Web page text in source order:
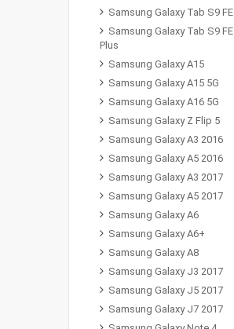
Samsung Galaxy Tab S9 FE
Samsung Galaxy Tab S9 FE
Plus
Samsung Galaxy A15
Samsung Galaxy A15 5G
Samsung Galaxy A16 5G
Samsung Galaxy Z Flip 5
Samsung Galaxy A3 2016
Samsung Galaxy A5 2016
Samsung Galaxy A3 2017
Samsung Galaxy A5 2017
Samsung Galaxy A6
Samsung Galaxy A6+
Samsung Galaxy A8
Samsung Galaxy J3 2017
Samsung Galaxy J5 2017
Samsung Galaxy J7 2017